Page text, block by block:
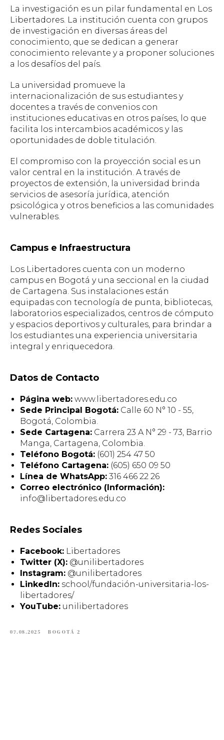
La investigación es un pilar fundamental en Los
Libertadores. La institución cuenta con grupos
de investigación en diversas áreas del
conocimiento, que se dedican a generar
conocimiento relevante y a proponer soluciones
a los desafíos del país.
La universidad promueve la
internacionalización de sus estudiantes y
docentes a través de convenios con
instituciones educativas en otros países, lo que
facilita los intercambios académicos y las
oportunidades de doble titulación.
El compromiso con la proyección social es un
valor central en la institución. A través de
proyectos de extensión, la universidad brinda
servicios de asesoría jurídica, atención
psicológica y otros beneficios a las comunidades
vulnerables.
Campus e Infraestructura
Los Libertadores cuenta con un moderno
campus en Bogotá y una seccional en la ciudad
de Cartagena. Sus instalaciones están
equipadas con tecnología de punta, bibliotecas,
laboratorios especializados, centros de cómputo
y espacios deportivos y culturales, para brindar a
los estudiantes una experiencia universitaria
integral y enriquecedora.
Datos de Contacto
Página web: www.libertadores.edu.co
Sede Principal Bogotá: Calle 60 N° 10 - 55,
Bogotá, Colombia.
Sede Cartagena: Carrera 23 A N° 29 - 73, Barrio
Manga, Cartagena, Colombia.
Teléfono Bogotá: (601) 254 47 50
Teléfono Cartagena: (605) 650 09 50
Línea de WhatsApp: 316 466 22 26
Correo electrónico (Información):
info@libertadores.edu.co
Redes Sociales
Facebook: Libertadores
Twitter (X): @unilibertadores
Instagram: @unilibertadores
LinkedIn: school/fundación-universitaria-los-
libertadores/
YouTube: unilibertadores
07.08.2025 BOGOTÁ 2